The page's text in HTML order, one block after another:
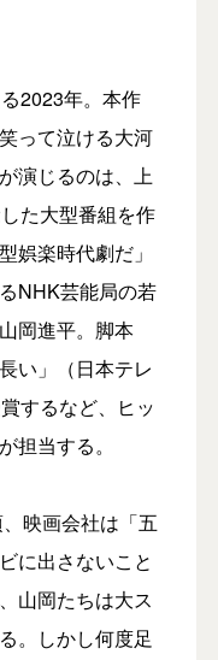
2023年。本作
って泣ける大河
演じるのは、上
た大型番組を作
娯楽時代劇だ」
NHK芸能局の若
岡進平。脚本
い」（日本テレ
するなど、ヒッ
担当する。
映画会社は「五
に出さないこと
山岡たちは大ス
。しかし何度足